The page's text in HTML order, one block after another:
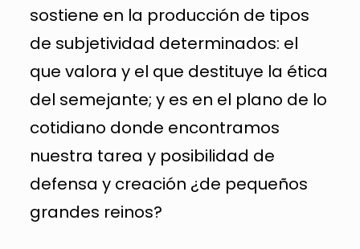
sostiene en la producción de tipos
de subjetividad determinados: el
que valora y el que destituye la ética
del semejante; y es en el plano de lo
cotidiano donde encontramos
nuestra tarea y posibilidad de
defensa y creación ¿de pequeños
grandes reinos?